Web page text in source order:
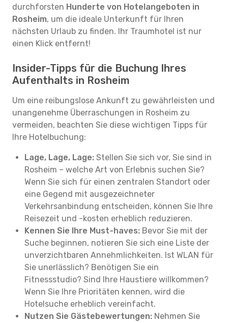
durchforsten Hunderte von Hotelangeboten in
Rosheim, um die ideale Unterkunft für Ihren
nächsten Urlaub zu finden. Ihr Traumhotel ist nur
einen Klick entfernt!
Insider-Tipps für die Buchung Ihres
Aufenthalts in Rosheim
Um eine reibungslose Ankunft zu gewährleisten und
unangenehme Überraschungen in Rosheim zu
vermeiden, beachten Sie diese wichtigen Tipps für
Ihre Hotelbuchung:
Lage, Lage, Lage: Stellen Sie sich vor, Sie sind in
Rosheim – welche Art von Erlebnis suchen Sie?
Wenn Sie sich für einen zentralen Standort oder
eine Gegend mit ausgezeichneter
Verkehrsanbindung entscheiden, können Sie Ihre
Reisezeit und -kosten erheblich reduzieren.
Kennen Sie Ihre Must-haves: Bevor Sie mit der
Suche beginnen, notieren Sie sich eine Liste der
unverzichtbaren Annehmlichkeiten. Ist WLAN für
Sie unerlässlich? Benötigen Sie ein
Fitnessstudio? Sind Ihre Haustiere willkommen?
Wenn Sie Ihre Prioritäten kennen, wird die
Hotelsuche erheblich vereinfacht.
Nutzen Sie Gästebewertungen: Nehmen Sie